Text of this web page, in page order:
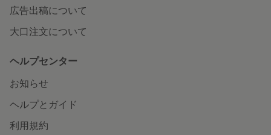
広告出稿について
大口注文について
ヘルプセンター
お知らせ
ヘルプとガイド
利用規約